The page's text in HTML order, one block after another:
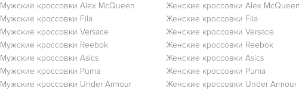
Мужские кроссовки Alex McQueen
Мужские кроссовки Fila
Мужские кроссовки Versace
Мужские кроссовки Reebok
Мужские кроссовки Asics
Мужские кроссовки Puma
Мужские кроссовки Under Armour
Женские кроссовки Alex
Женские кроссовки Fila
Женские кроссовки Versace
Женские кроссовки Reebok
Женские кроссовки Asics
Женские кроссовки Puma
Женские кроссовки Under Armour